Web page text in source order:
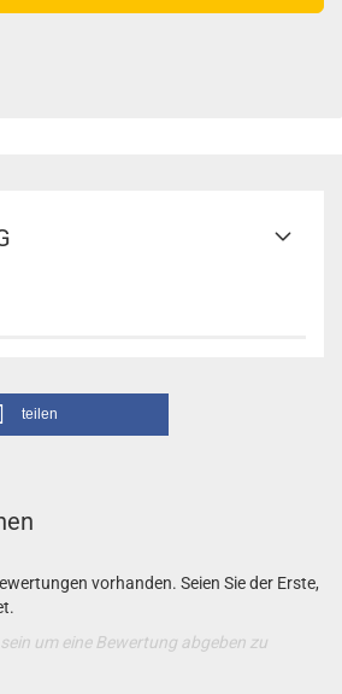
teilen
vorhanden. Seien Sie der Erste,
um eine Bewertung abgeben zu